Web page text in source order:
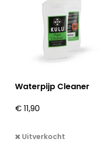
Waterpijp Cleaner
€ 11,90
Uitverkocht